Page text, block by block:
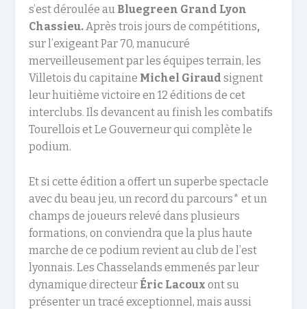
s’est déroulée au Bluegreen Grand Lyon
Chassieu.Après trois jours de compétitions,
sur l’exigeant Par 70, manucuré
merveilleusement par les équipes terrain, les
Villetois du capitaine Michel Giraud signent
leur huitième victoire en 12 éditions de cet
interclubs. Ils devancent au finish les combatifs
Tourellois et Le Gouverneur qui complète le
podium.
Et si cette édition a offert un superbe spectacle
avec du beau jeu, un record du parcours* et un
champs de joueurs relevé dans plusieurs
formations, on conviendra que la plus haute
marche de ce podium revient au club de l’est
lyonnais. Les Chasselands emmenés par leur
dynamique directeur Éric Lacoux ont su
présenter un tracé exceptionnel, mais aussi